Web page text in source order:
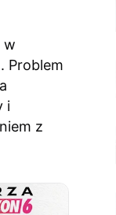
w
Problem
i
z